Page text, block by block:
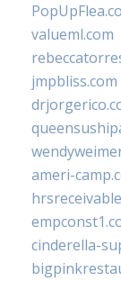
valueml.com
jmpbliss.com
ameri-
cinderella-